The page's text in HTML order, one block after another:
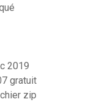
2019
gratuit
zip